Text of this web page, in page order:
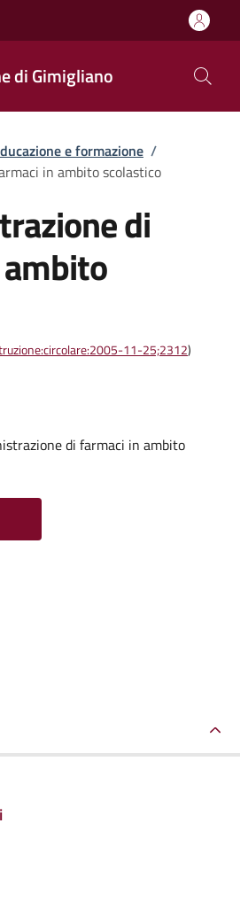
di Gimigliano
e formazione /
in ambito scolastico
di
11-25;2312)
di farmaci in ambito